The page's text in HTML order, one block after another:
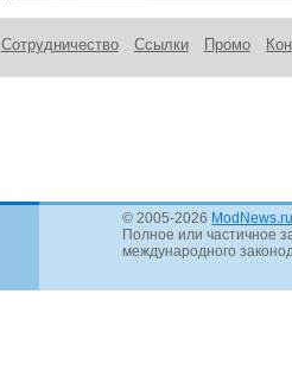
Сотрудничество Ссылки Промо
© 2005-2026 ModNews.ru
Полное или частичное
международного